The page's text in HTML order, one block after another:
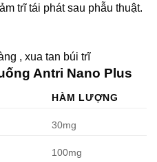
trĩ tái phát sau phẫu thuật.
, xua tan búi trĩ
Antri Nano Plus
HÀM LƯỢNG
30mg
100mg